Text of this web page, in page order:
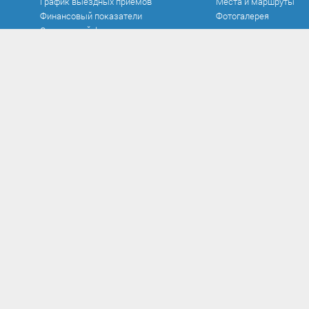
Финансовый показатели
Социальный фонд
Фотогалерея